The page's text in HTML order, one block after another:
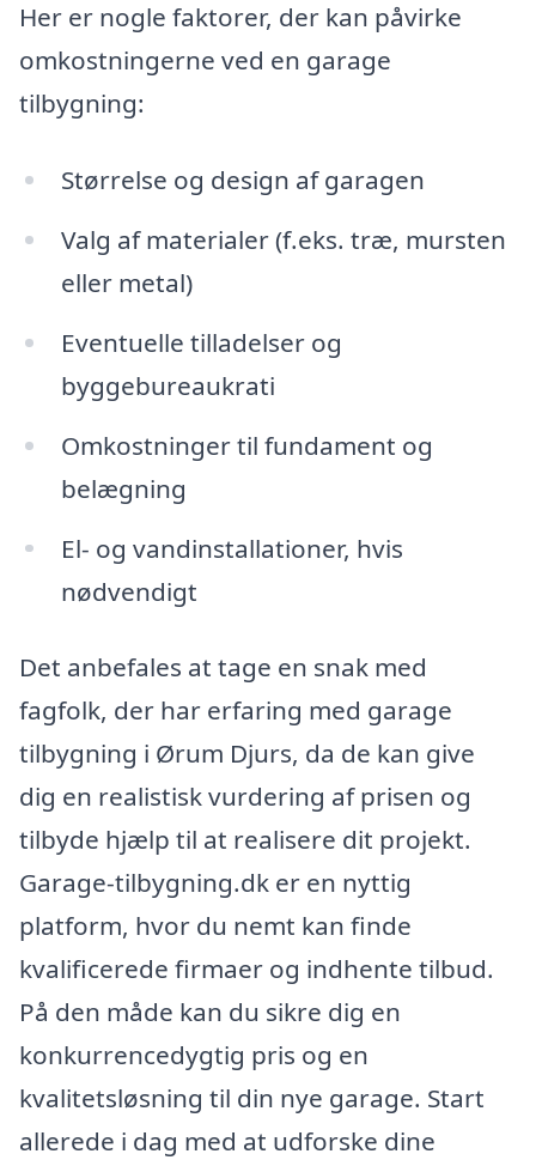
Her er nogle faktorer, der kan påvirke
omkostningerne ved en garage
tilbygning:
Størrelse og design af garagen
Valg af materialer (f.eks. træ, mursten
eller metal)
Eventuelle tilladelser og
byggebureaukrati
Omkostninger til fundament og
belægning
El- og vandinstallationer, hvis
nødvendigt
Det anbefales at tage en snak med
fagfolk, der har erfaring med garage
tilbygning i Ørum Djurs, da de kan give
dig en realistisk vurdering af prisen og
tilbyde hjælp til at realisere dit projekt.
Garage-tilbygning.dk er en nyttig
platform, hvor du nemt kan finde
kvalificerede firmaer og indhente tilbud.
På den måde kan du sikre dig en
konkurrencedygtig pris og en
kvalitetsløsning til din nye garage. Start
allerede i dag med at udforske dine